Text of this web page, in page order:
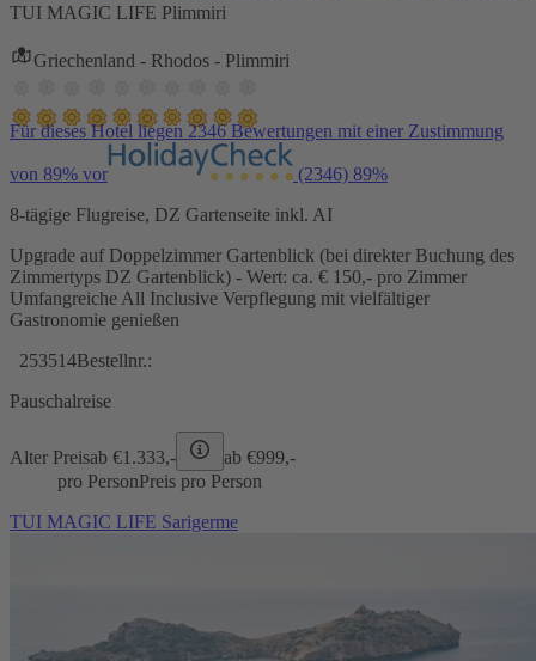
TUI MAGIC LIFE Plimmiri
Griechenland - Rhodos - Plimmiri
Für dieses Hotel liegen 2346 Bewertungen mit einer Zustimmung
von 89% vor (2346) 89%
8-tägige Flugreise, DZ Gartenseite inkl. AI
Upgrade auf Doppelzimmer Gartenblick (bei direkter Buchung des
Zimmertyps DZ Gartenblick) - Wert: ca. € 150,- pro Zimmer
Umfangreiche All Inclusive Verpflegung mit vielfältiger
Gastronomie genießen
253514Bestellnr.:
Pauschalreise
Alter Preisab €1.333,- ab €999,-
pro PersonPreis pro Person
TUI MAGIC LIFE Sarigerme